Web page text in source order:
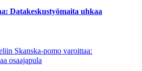
Datakeskustyömaita uhkaa
Skanska-pomo varoittaa:
osaajapula